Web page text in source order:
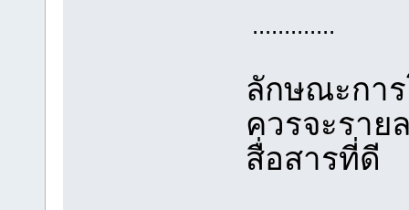
.............
ลักษณะกา
ควรจะราย
สื่อสารที่ดี